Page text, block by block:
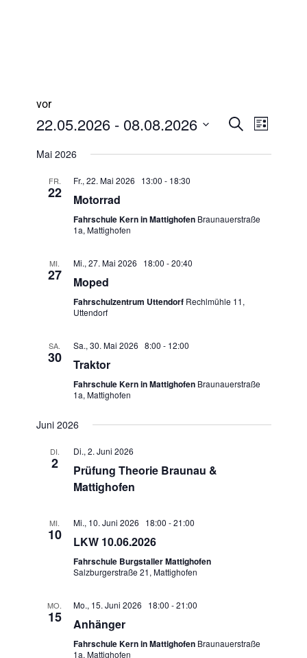
vor
Suche
Liste
22.05.2026 - 08.08.2026
wählen.
Mai 2026
FR.
22
Fr., 22. Mai 2026 13:00 - 18:30
Motorrad
Fahrschule Kern in Mattighofen Braunauerstraße
1a, Mattighofen
MI.
27
Mi., 27. Mai 2026 18:00 -20:40
Moped
Fahrschulzentrum Uttendorf Rechlmühle 11,
Uttendorf
SA.
30
Sa., 30. Mai 2026 8:00 - 12:00
Traktor
Fahrschule Kern in Mattighofen Braunauerstraße
1a, Mattighofen
Juni 2026
DI.
2
Di., 2. Juni 2026
Prüfung Theorie Braunau &
Mattighofen
MI.
10
Mi., 10. Juni 2026 18:00 -21:00
LKW 10.06.2026
Fahrschule Burgstaller Mattighofen
Salzburgerstraße 21, Mattighofen
MO.
15
Mo., 15. Juni 2026 18:00 -21:00
Anhänger
Fahrschule Kern in Mattighofen Braunauerstraße
1a, Mattighofen